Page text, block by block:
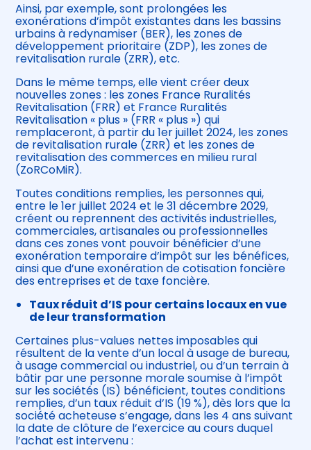
Ainsi, par exemple, sont prolongées les
exonérations d’impôt existantes dans les bassins
urbains à redynamiser (BER), les zones de
développement prioritaire (ZDP), les zones de
revitalisation rurale (ZRR), etc.
Dans le même temps, elle vient créer deux
nouvelles zones : les zones France Ruralités
Revitalisation (FRR) et France Ruralités
Revitalisation « plus » (FRR « plus ») qui
remplaceront, à partir du 1er juillet 2024, les zones
de revitalisation rurale (ZRR) et les zones de
revitalisation des commerces en milieu rural
(ZoRCoMiR).
Toutes conditions remplies, les personnes qui,
entre le 1er juillet 2024 et le 31 décembre 2029,
créent ou reprennent des activités industrielles,
commerciales, artisanales ou professionnelles
dans ces zones vont pouvoir bénéficier d’une
exonération temporaire d’impôt sur les bénéfices,
ainsi que d’une exonération de cotisation foncière
des entreprises et de taxe foncière.
Taux réduit d’IS pour certains locaux en vue
de leur transformation
Certaines plus-values nettes imposables qui
résultent de la vente d’un local à usage de bureau,
à usage commercial ou industriel, ou d’un terrain à
bâtir par une personne morale soumise à l’impôt
sur les sociétés (IS) bénéficient, toutes conditions
remplies, d’un taux réduit d’IS (19 %), dès lors que la
société acheteuse s’engage, dans les 4 ans suivant
la date de clôture de l’exercice au cours duquel
l’achat est intervenu :